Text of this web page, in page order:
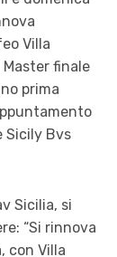
Villa
finale
prima
Sicily Bvs
Sicilia, si
“Si rinnova
con Villa